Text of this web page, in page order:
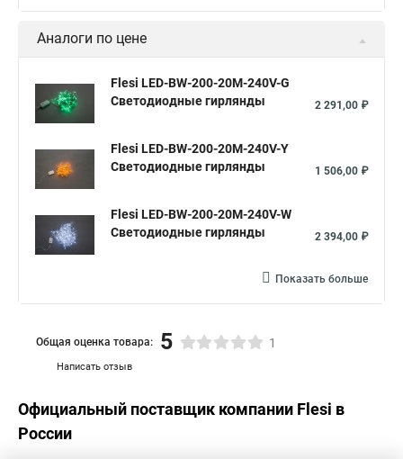
Аналоги по цене
Flesi LED-BW-200-20M-240V-G
Светодиодные гирлянды
2 291,00 ₽
Flesi LED-BW-200-20M-240V-Y
Светодиодные гирлянды
1 506,00 ₽
Flesi LED-BW-200-20M-240V-W
Светодиодные гирлянды
2 394,00 ₽
Показать больше
Написать отзыв
Общая оценка товара: 5 1
Официальный поставщик компании Flesi в
России